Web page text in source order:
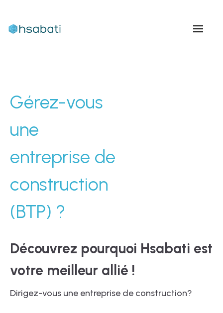
Gérez-vous
une
entreprise de
construction
(BTP) ?
Découvrez pourquoi Hsabati est
votre meilleur allié !
Dirigez-vous une entreprise de construction?